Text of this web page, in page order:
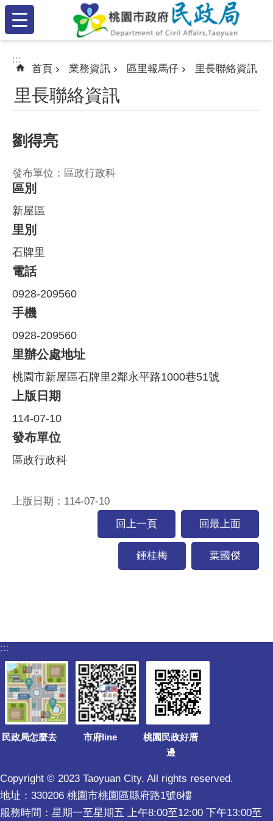
跳到主要內容區塊
:::
:::
:::
首頁 業務資訊 區里報馬仔 里長聯絡資訊
里長聯絡資訊
劉得亮
發布單位：區政行政科
區別
新屋區
里別
石牌里
電話
0928-209560
手機
0928-209560
里辦公處地址
桃園市新屋區石牌里2鄰永平路1000巷51號
上版日期
114-07-10
發布單位
區政行政科
上版日期：114-07-10
回上一頁
回最上面
鍾桂梅 葉國傑
:::
民政局怎麼去 市府line
桃園民政好厝
邊
Copyright © 2023 Taoyuan City. All rights reserved.
地址：330206 桃園市桃園區縣府路1號6樓
服務時間：星期一至星期五 上午8:00至12:00 下午13:00至